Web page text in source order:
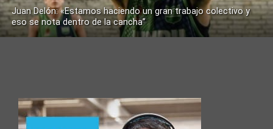
Juan Delón: «Estamos haciendo un gran trabajo colectivo y
eso se nota dentro de la cancha”